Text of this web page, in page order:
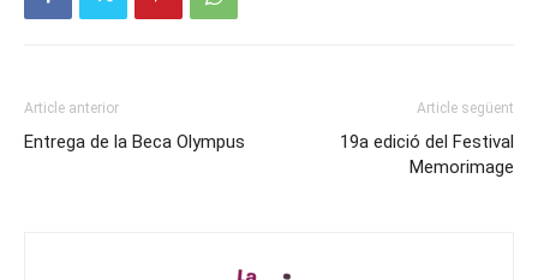
Article anterior
Entrega de la Beca Olympus
Article següent
19a edició del Festival
Memorimage